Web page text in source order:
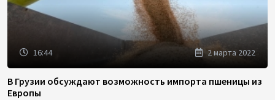
16:44 2 марта 2022
В Грузии обсуждают возможность импорта пшеницы из
Европы